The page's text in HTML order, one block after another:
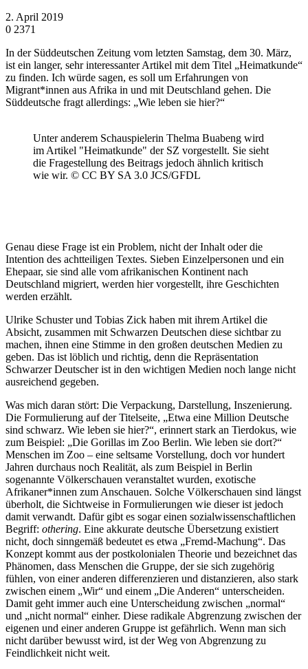
2. April 2019
0 2371
In der Süddeutschen Zeitung vom letzten Samstag, dem 30. März,
ist ein langer, sehr interessanter Artikel mit dem Titel „Heimatkunde“
zu finden. Ich würde sagen, es soll um Erfahrungen von
Migrant*innen aus Afrika in und mit Deutschland gehen. Die
Süddeutsche fragt allerdings: „Wie leben sie hier?“
Unter anderem Schauspielerin Thelma Buabeng wird
im Artikel "Heimatkunde" der SZ vorgestellt. Sie sieht
die Fragestellung des Beitrags jedoch ähnlich kritisch
wie wir. © CC BY SA 3.0 JCS/GFDL
Genau diese Frage ist ein Problem, nicht der Inhalt oder die
Intention des achtteiligen Textes. Sieben Einzelpersonen und ein
Ehepaar, sie sind alle vom afrikanischen Kontinent nach
Deutschland migriert, werden hier vorgestellt, ihre Geschichten
werden erzählt.
Ulrike Schuster und Tobias Zick haben mit ihrem Artikel die
Absicht, zusammen mit Schwarzen Deutschen diese sichtbar zu
machen, ihnen eine Stimme in den großen deutschen Medien zu
geben. Das ist löblich und richtig, denn die Repräsentation
Schwarzer Deutscher ist in den wichtigen Medien noch lange nicht
ausreichend gegeben.
Was mich daran stört: Die Verpackung, Darstellung, Inszenierung.
Die Formulierung auf der Titelseite, „Etwa eine Million Deutsche
sind schwarz. Wie leben sie hier?“, erinnert stark an Tierdokus, wie
zum Beispiel: „Die Gorillas im Zoo Berlin. Wie leben sie dort?“
Menschen im Zoo – eine seltsame Vorstellung, doch vor hundert
Jahren durchaus noch Realität, als zum Beispiel in Berlin
sogenannte Völkerschauen veranstaltet wurden, exotische
Afrikaner*innen zum Anschauen. Solche Völkerschauen sind längst
überholt, die Sichtweise in Formulierungen wie dieser ist jedoch
damit verwandt. Dafür gibt es sogar einen sozialwissenschaftlichen
Begriff: othering. Eine akkurate deutsche Übersetzung existiert
nicht, doch sinngemäß bedeutet es etwa „Fremd-Machung“. Das
Konzept kommt aus der postkolonialen Theorie und bezeichnet das
Phänomen, dass Menschen die Gruppe, der sie sich zugehörig
fühlen, von einer anderen differenzieren und distanzieren, also stark
zwischen einem „Wir“ und einem „Die Anderen“ unterscheiden.
Damit geht immer auch eine Unterscheidung zwischen „normal“
und „nicht normal“ einher. Diese radikale Abgrenzung zwischen der
eigenen und einer anderen Gruppe ist gefährlich. Wenn man sich
nicht darüber bewusst wird, ist der Weg von Abgrenzung zu
Feindlichkeit nicht weit.